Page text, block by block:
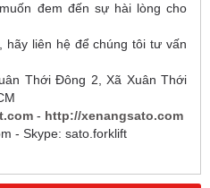
đem đến sự hài lòng cho
hãy liên hệ để chúng tôi tư vấn
Thới Đông 2, Xã Xuân Thới
- http://xenangsato.com
- Skype: sato.forklift